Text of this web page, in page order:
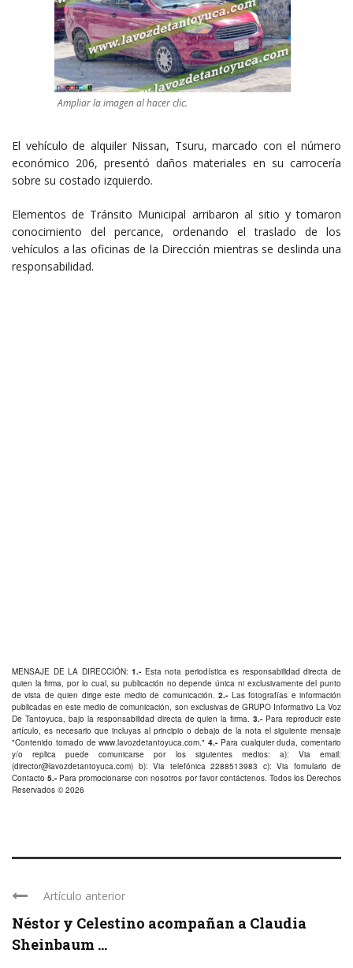
Ampliar la imagen al hacer clic.
El vehículo de alquiler Nissan, Tsuru, marcado con el número
económico 206, presentó daños materiales en su carrocería
sobre su costado izquierdo.
Elementos de Tránsito Municipal arribaron al sitio y tomaron
conocimiento del percance, ordenando el traslado de los
vehículos a las oficinas de la Dirección mientras se deslinda una
responsabilidad.
MENSAJE DE LA DIRECCIÓN:1.- Esta nota periodística es responsabilidad directa de
quien la firma, por lo cual, su publicación no depende única ni exclusivamente del punto
de vista de quien dirige este medio de comunicación.2.- Las fotografías e información
publicadas en este medio de comunicación, son exclusivas de GRUPO Informativo La Voz
De Tantoyuca, bajo la responsabilidad directa de quien la firma.3.- Para reproducir este
artículo, es necesario que incluyas al principio o debajo de la nota el siguiente mensaje
"Contenido tomado dewww.lavozdetantoyuca.com." 4.- Para cualquier duda, comentario
y/o replica puede comunicarse por los siguientes medios: a): Via email:
(director@lavozdetantoyuca.com) b): Via telefónica 2288513983 c): Via fomulario de
Contacto 5.- Para promocionarse con nosotros por favorcontáctenos. Todos los Derechos
Reservados © 2026
Artículo anterior
Néstor y Celestino acompañan a Claudia
Sheinbaum ...